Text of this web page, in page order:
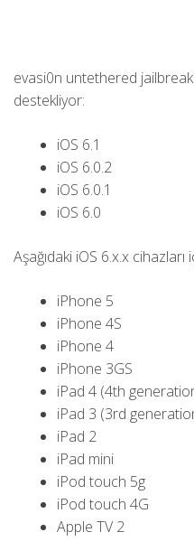
evasi0n untethered
destekliyor:
iOS 6.1
iOS 6.0.2
iOS 6.0.1
iOS 6.0
Aşağıdaki iOS 6.x.x cihazları
iPhone 5
iPhone 4S
iPhone 4
iPhone 3GS
iPad 4 (4th
iPad 3 (3rd
iPad 2
iPad mini
iPod touch 5g
iPod touch 4G
Apple TV 2